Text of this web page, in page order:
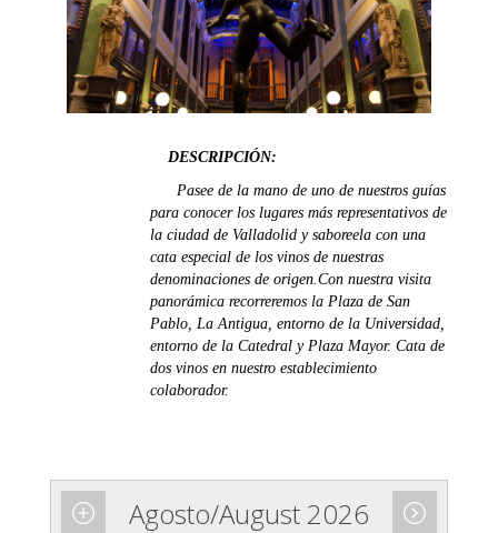
DESCRIPCIÓN:
Pasee de la mano de uno de nuestros guías
para conocer los lugares más representativos de
la ciudad de Valladolid y saboreela con una
cata especial de los vinos de nuestras
denominaciones de origen.Con nuestra visita
panorámica recorreremos la Plaza de San
Pablo, La Antigua, entorno de la Universidad,
entorno de la Catedral y Plaza Mayor. Cata de
dos vinos en nuestro establecimiento
colaborador.
Agosto/August 2026